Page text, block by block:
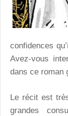
confidences
Avez-vous
dans ce roman
Le récit est
grandes